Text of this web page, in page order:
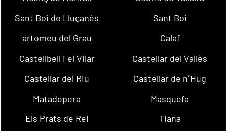
Sant Boi de Lluçanès
Sant Boi
artomeu del Grau
Calaf
Castellbell i el Vilar
Castellar del Vallès
Castellar del Riu
Castellar de n´Hug
Matadepera
Masquefa
Els Prats de Rei
Tiana